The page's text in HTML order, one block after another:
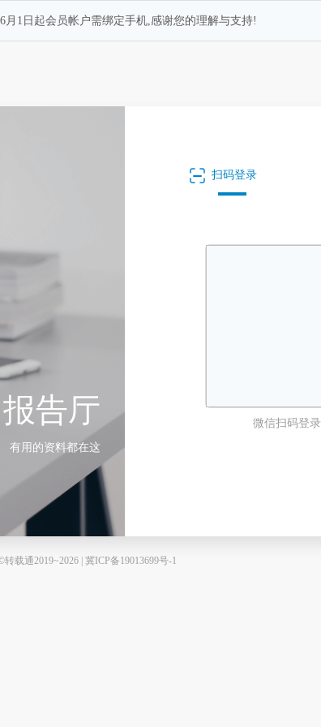
1日起会员帐户需绑定手机,感谢您的理解与支持!
报告厅
有用的资料都在这
扫码登录
微信扫码登录
转载通2019~2026 | 冀ICP备19013699号-1